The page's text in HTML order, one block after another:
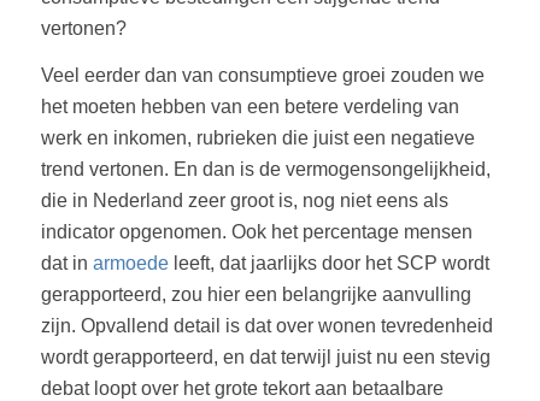
vertonen?
Veel eerder dan van consumptieve groei zouden we
het moeten hebben van een betere verdeling van
werk en inkomen, rubrieken die juist een negatieve
trend vertonen. En dan is de vermogensongelijkheid,
die in Nederland zeer groot is, nog niet eens als
indicator opgenomen. Ook het percentage mensen
dat in armoedeleeft, dat jaarlijks door het SCP wordt
gerapporteerd, zou hier een belangrijke aanvulling
zijn. Opvallend detail is dat over wonen tevredenheid
wordt gerapporteerd, en dat terwijl juist nu een stevig
debat loopt over het grote tekort aan betaalbare